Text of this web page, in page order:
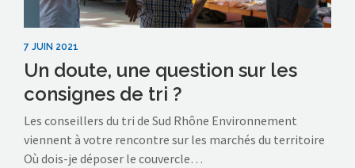
7 JUIN 2021
Un doute, une question sur les
consignes de tri ?
Les conseillers du tri de Sud Rhône Environnement
viennent à votre rencontre sur les marchés du territoire
Où dois-je déposer le couvercle…